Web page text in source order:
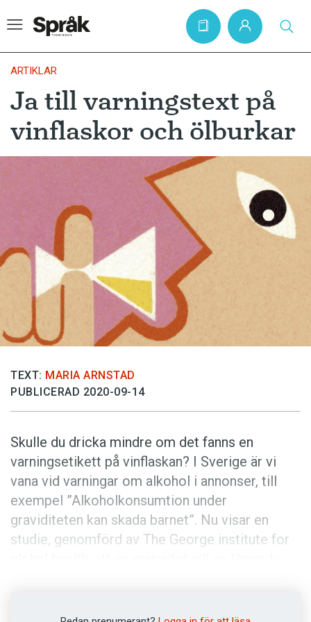
Hem
Artiklar
Språkfrågor
Skrivtips
Bokrecensioner
Kviss
Podden
Anmäl till språkpolisen
Föreslå nyord
Annonsera
Prenumerera
Press
ARTIKLAR
Ja till varningstext på
vinflaskor och ölburkar
TEXT: MARIA ARNSTAD
PUBLICERAD 2020-09-14
Skulle du dricka mindre om det fanns en
varningsetikett på vinflaskan? I Sverige är vi
vana vid varningar om alkohol i annonser, till
exempel ”Alkoholkonsumtion under
graviditeten kan skada barnet”. Nu visar en
studie, genomförd av The George institute for
Australien, Kanada, Kina, Indien, Nya Zeeland,